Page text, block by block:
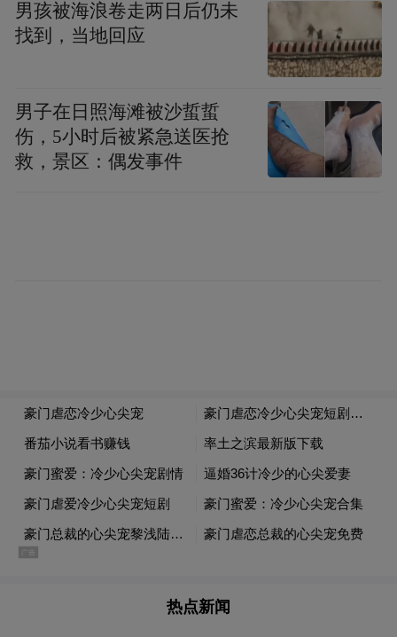
良感化了冷血的男主,最终穿着洁白的婚纱和
男主走进了重新开始的婚礼殿堂。
演员李若琪领衔主演,知名演员毕晓晨特别出
演,当下流量艺人火火格格、陈岩、王建国,演
员刘晶、王翀、宋腾美、李源恒、林子涵等
共同联诀出演。
男孩被海浪卷走两日后仍未
找到，当地回应
男子在日照海滩被沙蜇蜇
伤，5小时后被紧急送医抢
救，景区：偶发事件
热点新闻